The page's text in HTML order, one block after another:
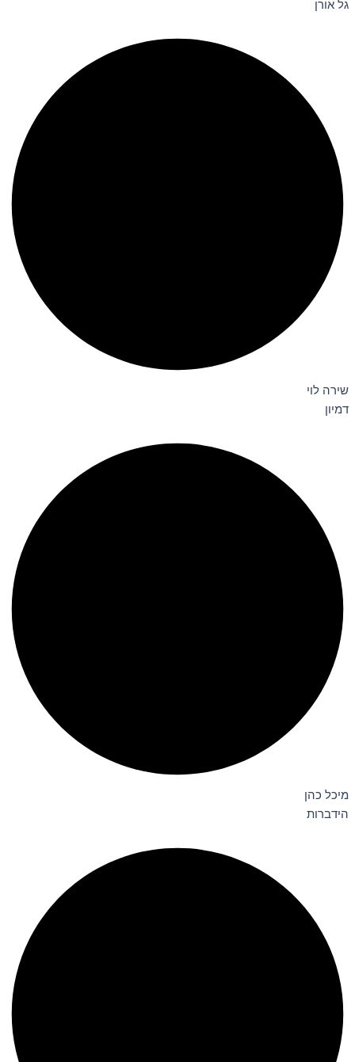
גל אורן
שירה לוי
דמיון
מיכל כהן
הידברות